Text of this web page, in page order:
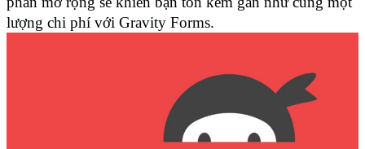
lượng chi phí với Gravity Forms.